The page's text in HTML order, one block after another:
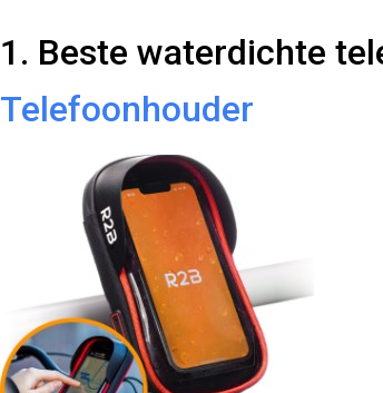
1. Beste waterdichte
Telefoonhouder